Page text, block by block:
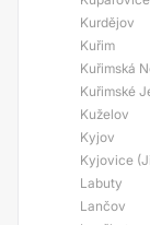
Kurdějov
Kuřim
Kuřimská
Kuřimské
Kuželov
Kyjov
Kyjovice
Labuty
Lančov